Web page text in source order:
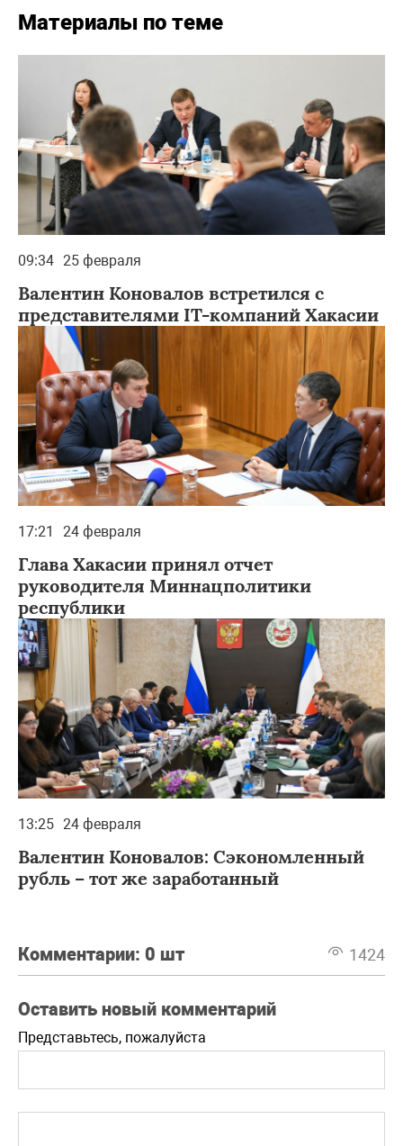
Материалы по теме
09:34 25 февраля
Валентин Коновалов встретился с
представителями IT-компаний Хакасии
17:21 24 февраля
Глава Хакасии принял отчет
руководителя Миннацполитики
республики
13:25 24 февраля
Валентин Коновалов: Сэкономленный
рубль – тот же заработанный
Комментарии: 0 шт 1424
Оставить новый комментарий
Представьтесь, пожалуйста